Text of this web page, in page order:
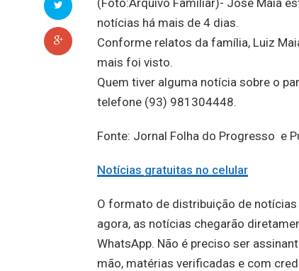
(Foto:Arquivo Familiar)- José Maia
notícias há mais de 4 dias.
Conforme relatos da família, Luiz
mais foi visto.
Quem tiver alguma notícia sobre o
telefone (93) 981304448.
Fonte: Jornal Folha do Progresso e
Notícias gratuitas no celular
O formato de distribuição de notícias
agora, as notícias chegarão
WhatsApp. Não é preciso ser
mão, matérias verificadas e com